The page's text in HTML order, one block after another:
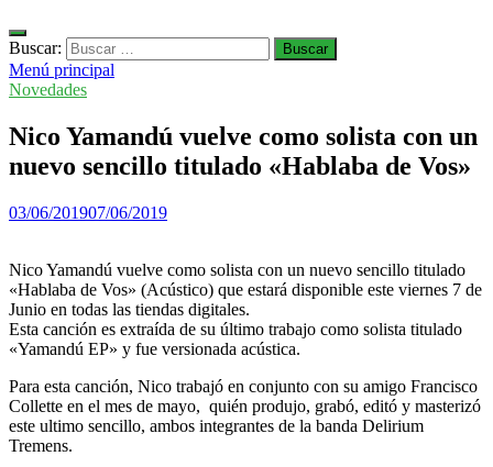
Buscar:
Menú principal
Novedades
Nico Yamandú vuelve como solista con un
nuevo sencillo titulado «Hablaba de Vos»
03/06/201907/06/2019
Nico Yamandú vuelve como solista con un nuevo sencillo titulado
«Hablaba de Vos» (Acústico) que estará disponible este viernes 7 de
Junio en todas las tiendas digitales.
Esta canción es extraída de su último trabajo como solista titulado
«Yamandú EP» y fue versionada acústica.
Para esta canción, Nico trabajó en conjunto con su amigo Francisco
Collette en el mes de mayo, quién produjo, grabó, editó y masterizó
este ultimo sencillo, ambos integrantes de la banda Delirium
Tremens.